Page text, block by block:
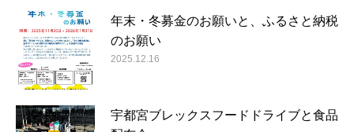
年末・冬募金のお願いと、ふるさと納税
のお願い
2025.12.16
宇都宮ブレックスフードドライブと食品